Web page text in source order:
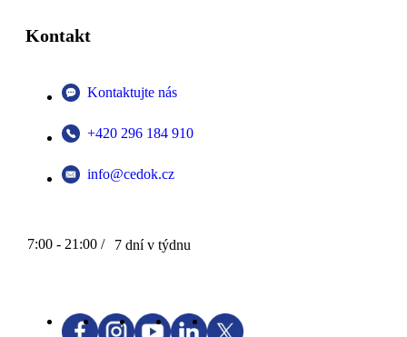
Kontakt
Kontaktujte nás
+420 296 184 910
info@cedok.cz
7:00 - 21:00 / 7 dní v týdnu